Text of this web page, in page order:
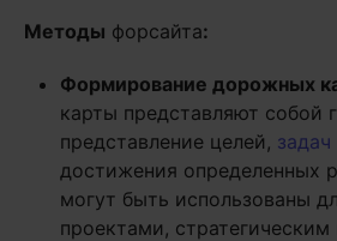
Методы форсайта:
Формирование дорожных
карты представляют собой
представление целей, задач
достижения определенных
могут быть использованы
проектами,